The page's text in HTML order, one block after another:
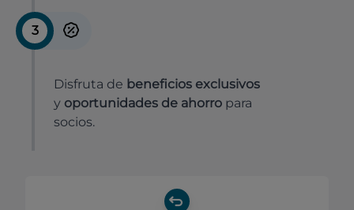
3
Disfruta de beneficios exclusivos
y oportunidades de ahorro para
socios.